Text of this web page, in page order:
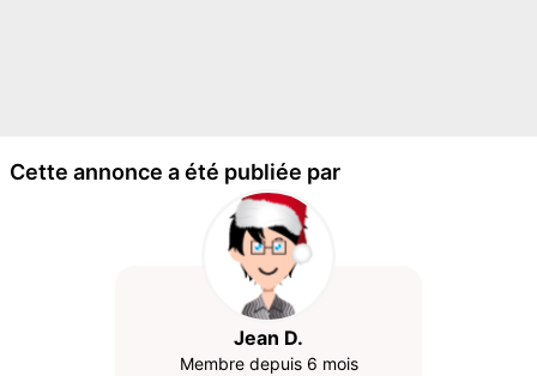
Cette annonce a été publiée par
Jean D.
Membre depuis 6 mois